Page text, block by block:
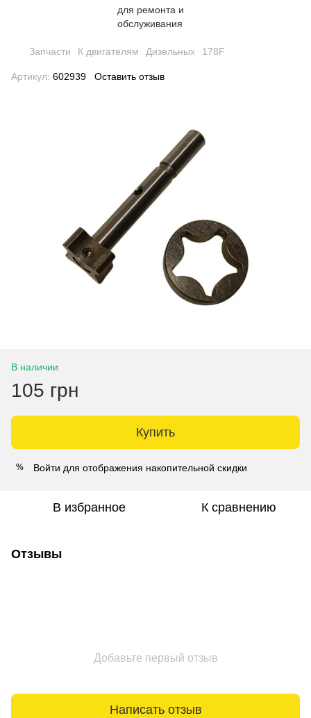
Запчасти К двигателям Дизельных 178F
Артикул: 602939 Оставить отзыв
В наличии
105 грн
Купить
% Войти для отображения накопительной скидки
В избранное К сравнению
Отзывы
Добавьте первый отзыв
Написать отзыв